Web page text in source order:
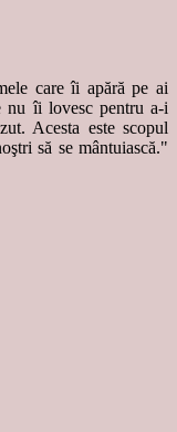
care îi apără pe ai
nu îi lovesc pentru a-i
Acesta este scopul
să se mântuiască."